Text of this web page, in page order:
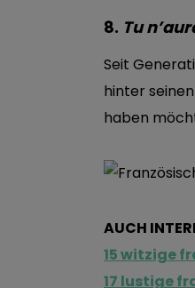
8. Tu
Seit
hinter
haben
AUCH
15 witzige
17 lustige